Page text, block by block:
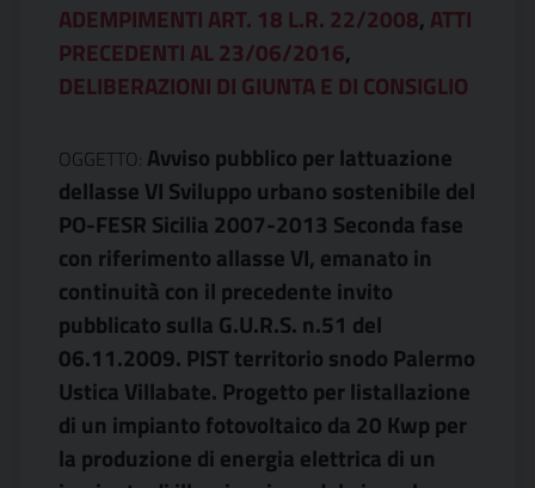
ADEMPIMENTI ART. 18 L.R. 22/2008, ATTI
PRECEDENTI AL 23/06/2016,
DELIBERAZIONI DI GIUNTA E DI CONSIGLIO
OGGETTO: Avviso pubblico per lattuazione
dellasse VI Sviluppo urbano sostenibile del
PO-FESR Sicilia 2007-2013 Seconda fase
con riferimento allasse VI, emanato in
continuità con il precedente invito
pubblicato sulla G.U.R.S. n.51 del
06.11.2009. PIST territorio snodo Palermo
Ustica Villabate. Progetto per listallazione
di un impianto fotovoltaico da 20 Kwp per
la produzione di energia elettrica di un